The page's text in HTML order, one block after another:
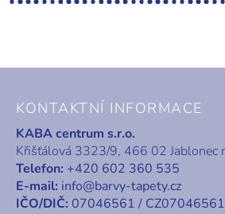
KONTAKTNÍ INFORMACE
KABA centrum s.r.o.
Křišťálová 3323/9, 466 02 Jablonec
Telefon: +420 602 360 535
E-mail: info@barvy-tapety.cz
IČO/DIČ: 07046561 / CZ07046561